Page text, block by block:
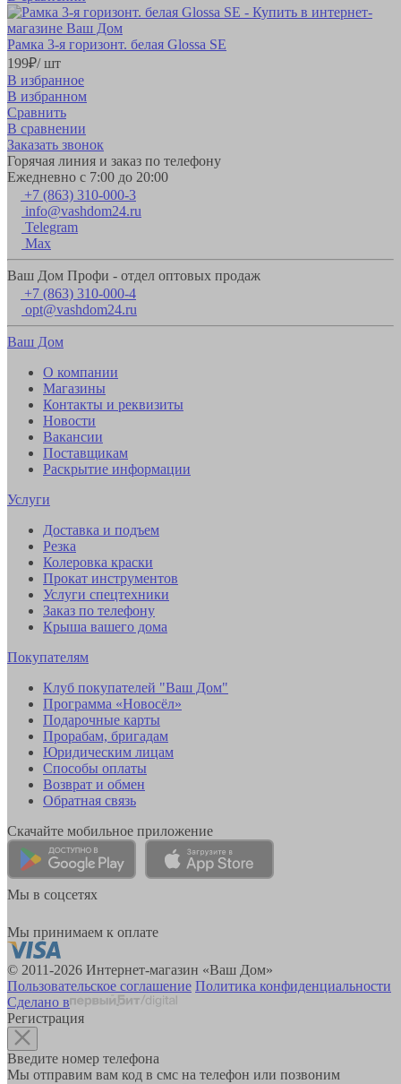
Рамка 3-я горизонт. белая Glossa SE
199₽/ шт
В избранное
В избранном
Сравнить
В сравнении
Заказать звонок
Горячая линия и заказ по телефону
Ежедневно с 7:00 до 20:00
+7 (863) 310-000-3
info@vashdom24.ru
Telegram
Max
Ваш Дом Профи - отдел оптовых продаж
+7 (863) 310-000-4
opt@vashdom24.ru
Ваш Дом
О компании
Магазины
Контакты и реквизиты
Новости
Вакансии
Поставщикам
Раскрытие информации
Услуги
Доставка и подъем
Резка
Колеровка краски
Прокат инструментов
Услуги спецтехники
Заказ по телефону
Крыша вашего дома
Покупателям
Клуб покупателей "Ваш Дом"
Программа «Новосёл»
Подарочные карты
Прорабам, бригадам
Юридическим лицам
Способы оплаты
Возврат и обмен
Обратная связь
Скачайте мобильное приложение
Мы в соцсетях
Мы принимаем к оплате
© 2011-2026 Интернет-магазин «Ваш Дом»
Пользовательское соглашение Политика конфиденциальности
Сделано в
Регистрация
Введите номер телефона
Мы отправим вам код в смс на телефон или позвоним